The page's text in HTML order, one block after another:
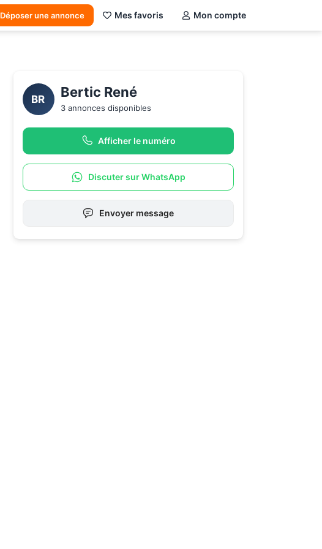
Déposer une annonce Mes favoris Mon compte
BR Bertic René
3 annonces disponibles
Afficher le numéro
Discuter sur WhatsApp
Envoyer message